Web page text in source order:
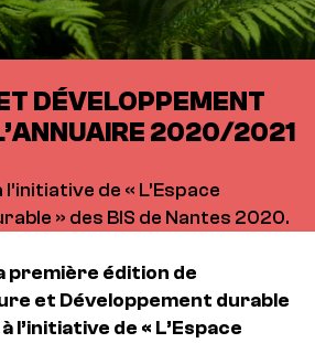
DÉVELOPPEMENT
2020/2021
de « L’Espace
» des BIS de Nantes 2020.
première édition de
et Développement durable
l’initiative de « L’Espace